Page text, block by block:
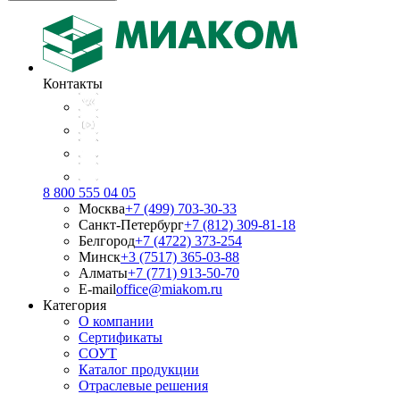
Контакты
8 800 555 04 05
Москва+7 (499) 703-30-33
Санкт-Петербург+7 (812) 309-81-18
Белгород+7 (4722) 373-254
Минск+3 (7517) 365-03-88
Алматы+7 (771) 913-50-70
E-mailoffice@miakom.ru
Категория
О компании
Сертификаты
СОУТ
Каталог продукции
Отраслевые решения